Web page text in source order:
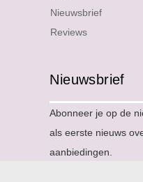
Nieuwsbrief
Reviews
Nieuwsbrief
Abonneer je op de
als eerste nieuws
aanbiedingen.